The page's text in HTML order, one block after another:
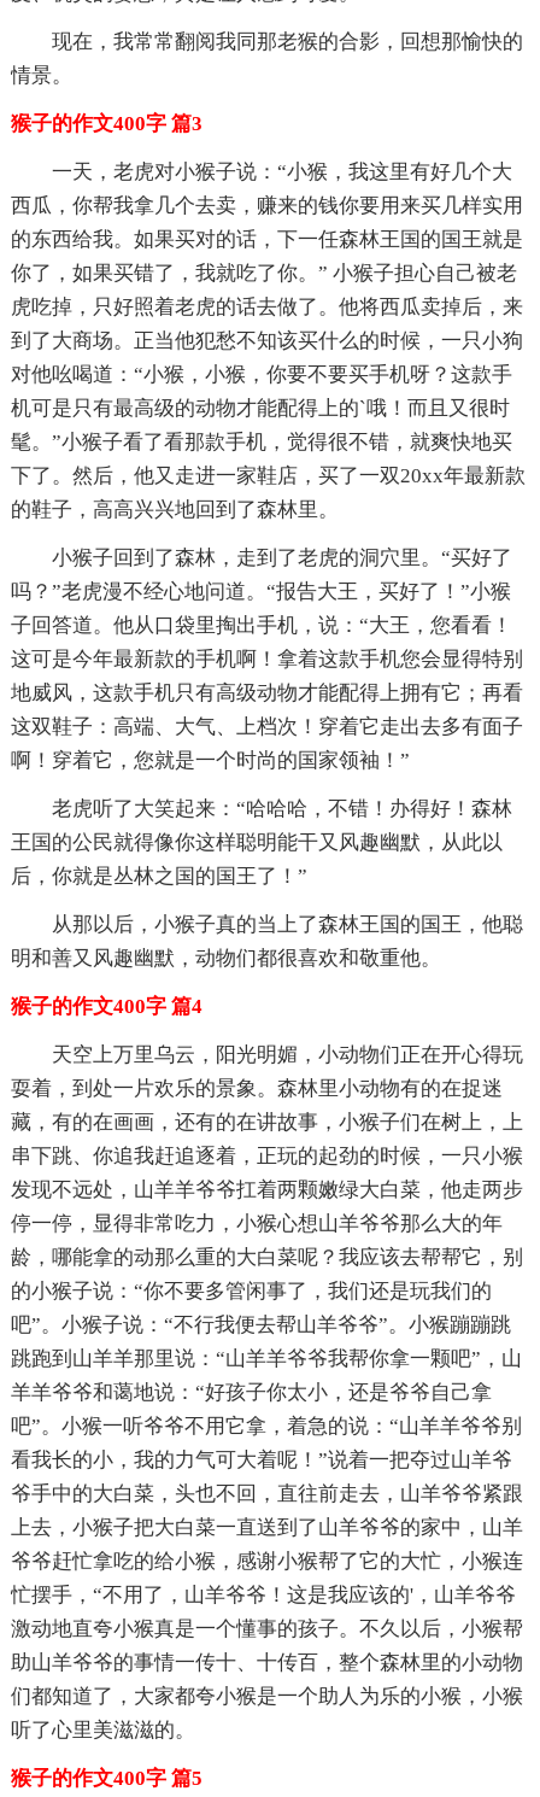
现在，我常常翻阅我同那老猴的合影，回想那愉快的
情景。
猴子的作文400字 篇3
一天，老虎对小猴子说：“小猴，我这里有好几个大
西瓜，你帮我拿几个去卖，赚来的钱你要用来买几样实用
的东西给我。如果买对的话，下一任森林王国的国王就是
你了，如果买错了，我就吃了你。” 小猴子担心自己被老
虎吃掉，只好照着老虎的话去做了。他将西瓜卖掉后，来
到了大商场。正当他犯愁不知该买什么的时候，一只小狗
对他吆喝道：“小猴，小猴，你要不要买手机呀？这款手
机可是只有最高级的动物才能配得上的`哦！而且又很时
髦。”小猴子看了看那款手机，觉得很不错，就爽快地买
下了。然后，他又走进一家鞋店，买了一双20xx年最新款
的鞋子，高高兴兴地回到了森林里。
小猴子回到了森林，走到了老虎的洞穴里。“买好了
吗？”老虎漫不经心地问道。“报告大王，买好了！”小猴
子回答道。他从口袋里掏出手机，说：“大王，您看看！
这可是今年最新款的手机啊！拿着这款手机您会显得特别
地威风，这款手机只有高级动物才能配得上拥有它；再看
这双鞋子：高端、大气、上档次！穿着它走出去多有面子
啊！穿着它，您就是一个时尚的国家领袖！”
老虎听了大笑起来：“哈哈哈，不错！办得好！森林
王国的公民就得像你这样聪明能干又风趣幽默，从此以
后，你就是丛林之国的国王了！”
从那以后，小猴子真的当上了森林王国的国王，他聪
明和善又风趣幽默，动物们都很喜欢和敬重他。
猴子的作文400字 篇4
天空上万里乌云，阳光明媚，小动物们正在开心得玩
耍着，到处一片欢乐的景象。森林里小动物有的在捉迷
藏，有的在画画，还有的在讲故事，小猴子们在树上，上
串下跳、你追我赶追逐着，正玩的起劲的时候，一只小猴
发现不远处，山羊羊爷爷扛着两颗嫩绿大白菜，他走两步
停一停，显得非常吃力，小猴心想山羊爷爷那么大的年
龄，哪能拿的动那么重的大白菜呢？我应该去帮帮它，别
的小猴子说：“你不要多管闲事了，我们还是玩我们的
吧”。小猴子说：“不行我便去帮山羊爷爷”。小猴蹦蹦跳
跳跑到山羊羊那里说：“山羊羊爷爷我帮你拿一颗吧”，山
羊羊爷爷和蔼地说：“好孩子你太小，还是爷爷自己拿
吧”。小猴一听爷爷不用它拿，着急的说：“山羊羊爷爷别
看我长的小，我的力气可大着呢！”说着一把夺过山羊爷
爷手中的大白菜，头也不回，直往前走去，山羊爷爷紧跟
上去，小猴子把大白菜一直送到了山羊爷爷的家中，山羊
爷爷赶忙拿吃的给小猴，感谢小猴帮了它的大忙，小猴连
忙摆手，“不用了，山羊爷爷！这是我应该的'，山羊爷爷
激动地直夸小猴真是一个懂事的孩子。不久以后，小猴帮
助山羊爷爷的事情一传十、十传百，整个森林里的小动物
们都知道了，大家都夸小猴是一个助人为乐的小猴，小猴
听了心里美滋滋的。
猴子的作文400字 篇5